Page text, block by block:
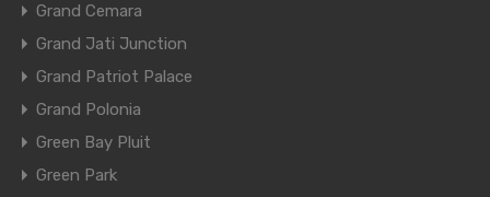
Grand Cemara
Grand Jati Junction
Grand Patriot Palace
Grand Polonia
Green Bay Pluit
Green Park